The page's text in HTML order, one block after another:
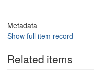
Metadata
Show full item record
Related items